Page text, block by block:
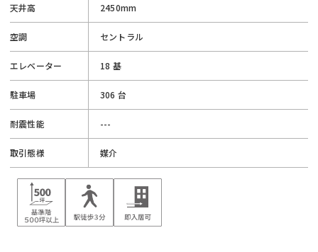
天井高 2450mm
空調 セントラル
エレベーター 18 基
駐車場 306 台
耐震性能 ---
取引態様 媒介